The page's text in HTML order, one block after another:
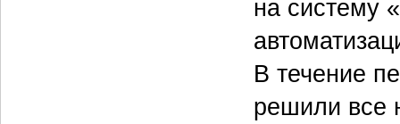
на систему
В течение
решили все